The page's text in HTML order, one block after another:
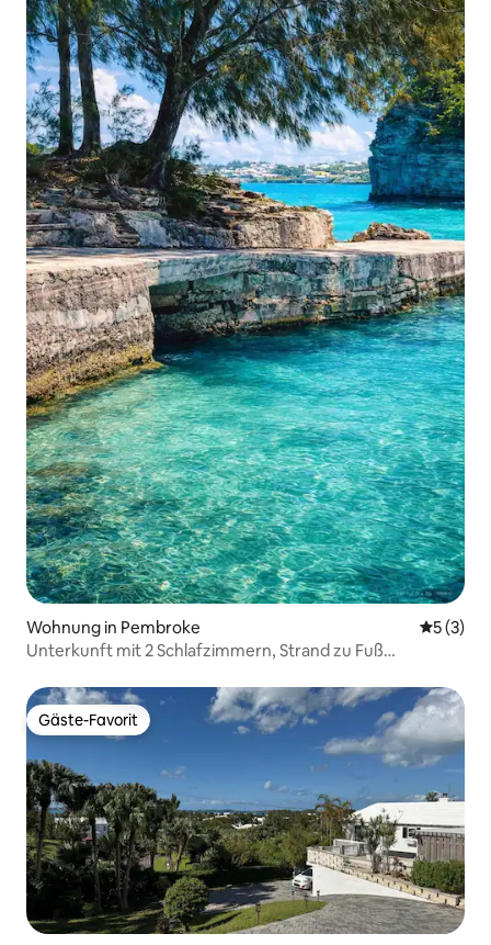
Wohnung in Pembroke
5 (3)
Unterkunft mit 2 Schlafzimmern, Strand zu Fuß
Gäste-Favorit
Gäste-Favorit